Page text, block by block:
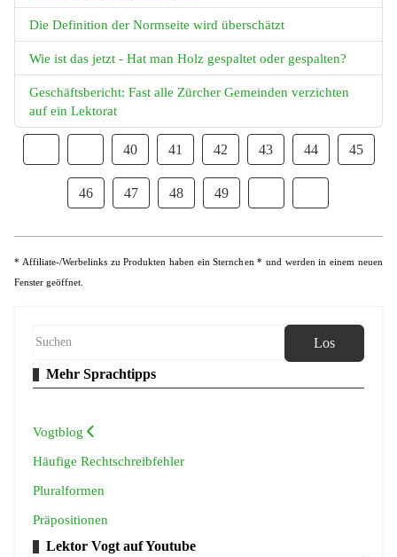
Die Definition der Normseite wird überschätzt
Wie ist das jetzt - Hat man Holz gespaltet oder gespalten?
Geschäftsbericht: Fast alle Zürcher Gemeinden verzichten
auf ein Lektorat
40 41 42 43 44 45
46 47 48 49
* Affiliate-/Werbelinks zu Produkten haben ein Sternchen * und werden in einem neuen
Fenster geöffnet.
Los
Mehr Sprachtipps
Vogtblog
Häufige Rechtschreibfehler
Pluralformen
Präpositionen
Lektor Vogt auf Youtube